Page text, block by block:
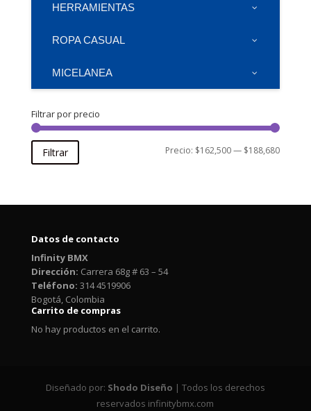
HERRAMIENTAS
ROPA CASUAL
MICELANEA
Filtrar por precio
Precio
Precio
Filtrar Precio: $162,500— $188,680
Datos de contacto
Infinity BMX
Dirección: Carrera 68g # 63 – 54
Teléfono: 314 4519906
Bogotá, Colombia
Carrito de compras
No hay productos en el carrito.
Diseñado por: Shodo Diseño | Todos los derechos
reservados infinitybmx.com